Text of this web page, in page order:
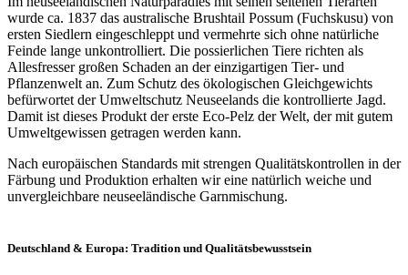
wurde ca. 1837 das australische Brushtail Possum (Fuchskusu) von
ersten Siedlern eingeschleppt und vermehrte sich ohne natürliche
Feinde lange unkontrolliert. Die possierlichen Tiere richten als
Allesfresser großen Schaden an der einzigartigen Tier- und
Pflanzenwelt an. Zum Schutz des ökologischen Gleichgewichts
befürwortet der Umweltschutz Neuseelands die kontrollierte Jagd.
Damit ist dieses Produkt der erste Eco-Pelz der Welt, der mit gutem
Umweltgewissen getragen werden kann.
Nach europäischen Standards mit strengen Qualitätskontrollen in der
Färbung und Produktion erhalten wir eine natürlich weiche und
unvergleichbare neuseeländische Garnmischung.
Deutschland & Europa: Tradition und Qualitätsbewusstsein